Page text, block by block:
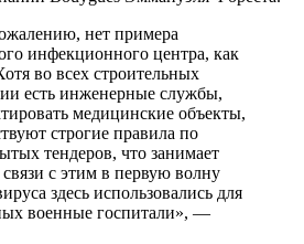
нет примера
инфекционного центра, как
во всех строительных
есть инженерные службы,
медицинские объекты,
строгие правила по
тендеров, что занимает
с этим в первую волну
здесь использовались для
военные госпитали», —